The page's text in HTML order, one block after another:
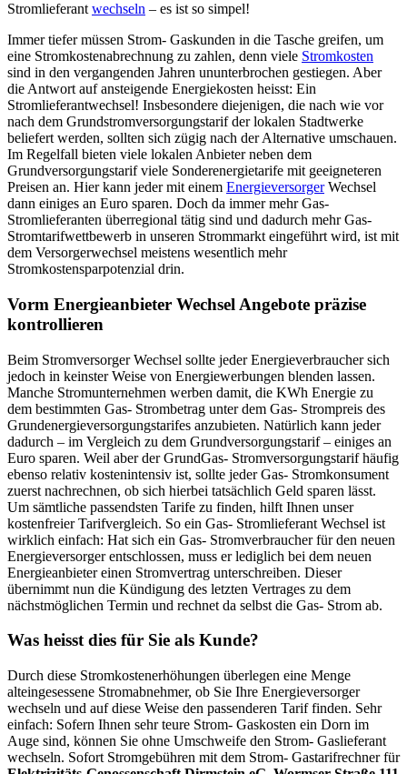
Stromlieferant wechseln – es ist so simpel!
Immer tiefer müssen Strom- Gaskunden in die Tasche greifen, um
eine Stromkostenabrechnung zu zahlen, denn viele Stromkosten
sind in den vergangenden Jahren ununterbrochen gestiegen. Aber
die Antwort auf ansteigende Energiekosten heisst: Ein
Stromlieferantwechsel! Insbesondere diejenigen, die nach wie vor
nach dem Grundstromversorgungstarif der lokalen Stadtwerke
beliefert werden, sollten sich zügig nach der Alternative umschauen.
Im Regelfall bieten viele lokalen Anbieter neben dem
Grundversorgungstarif viele Sonderenergietarife mit geeigneteren
Preisen an. Hier kann jeder mit einem EnergieversorgerWechsel
dann einiges an Euro sparen. Doch da immer mehr Gas-
Stromlieferanten überregional tätig sind und dadurch mehr Gas-
Stromtarifwettbewerb in unseren Strommarkt eingeführt wird, ist mit
dem Versorgerwechsel meistens wesentlich mehr
Stromkostensparpotenzial drin.
Vorm Energieanbieter Wechsel Angebote präzise
kontrollieren
Beim Stromversorger Wechsel sollte jeder Energieverbraucher sich
jedoch in keinster Weise von Energiewerbungen blenden lassen.
Manche Stromunternehmen werben damit, die KWh Energie zu
dem bestimmten Gas- Strombetrag unter dem Gas- Strompreis des
Grundenergieversorgungstarifes anzubieten. Natürlich kann jeder
dadurch – im Vergleich zu dem Grundversorgungstarif – einiges an
Euro sparen. Weil aber der GrundGas- Stromversorgungstarif häufig
ebenso relativ kostenintensiv ist, sollte jeder Gas- Stromkonsument
zuerst nachrechnen, ob sich hierbei tatsächlich Geld sparen lässt.
Um sämtliche passendsten Tarife zu finden, hilft Ihnen unser
kostenfreier Tarifvergleich. So ein Gas- Stromlieferant Wechsel ist
wirklich einfach: Hat sich ein Gas- Stromverbraucher für den neuen
Energieversorger entschlossen, muss er lediglich bei dem neuen
Energieanbieter einen Stromvertrag unterschreiben. Dieser
übernimmt nun die Kündigung des letzten Vertrages zu dem
nächstmöglichen Termin und rechnet da selbst die Gas- Strom ab.
Was heisst dies für Sie als Kunde?
Durch diese Stromkostenerhöhungen überlegen eine Menge
alteingesessene Stromabnehmer, ob Sie Ihre Energieversorger
wechseln und auf diese Weise den passenderen Tarif finden. Sehr
einfach: Sofern Ihnen sehr teure Strom- Gaskosten ein Dorn im
Auge sind, können Sie ohne Umschweife den Strom- Gaslieferant
wechseln. Sofort Stromgebühren mit dem Strom- Gastarifrechner für